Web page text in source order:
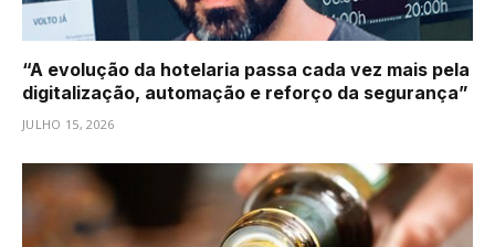
“A evolução da hotelaria passa cada vez mais pela
digitalização, automação e reforço da segurança”
JULHO 15, 2026